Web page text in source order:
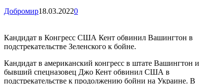
Добромир18.03.20220
Кандидат в Конгресс США Кент обвинил Вашингтон в
подстрекательстве Зеленского к бойне.
Кандидат в американский конгресс в штате Вашингтон и
бывший спецназовец Джо Кент обвинил США в
подстрекательстве к продолжению бойни на Украине. В